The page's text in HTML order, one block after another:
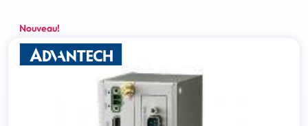
Nouveau!